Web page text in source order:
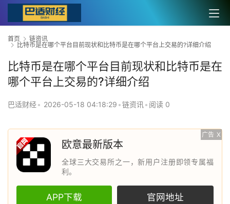
首页
链资讯
比特币是在哪个平台目前现状和比特币是在哪个平台上交易的?详细介绍
比特币是在哪个平台目前现状和比特币是在
哪个平台上交易的?详细介绍
巴适财经• 2026-05-18 04:18:29 •链资讯• 阅读 0
广告 X
欧意最新版本
全球三大交易所之一，新用户注册即领专属福
利。
APP下载 官网地址